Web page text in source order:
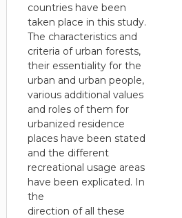
countries have been
taken place in this study.
The characteristics and
criteria of urban forests,
their essentiality for the
urban and urban people,
various additional values
and roles of them for
urbanized residence
places have been stated
and the different
recreational usage areas
have been explicated. In
the
direction of all these